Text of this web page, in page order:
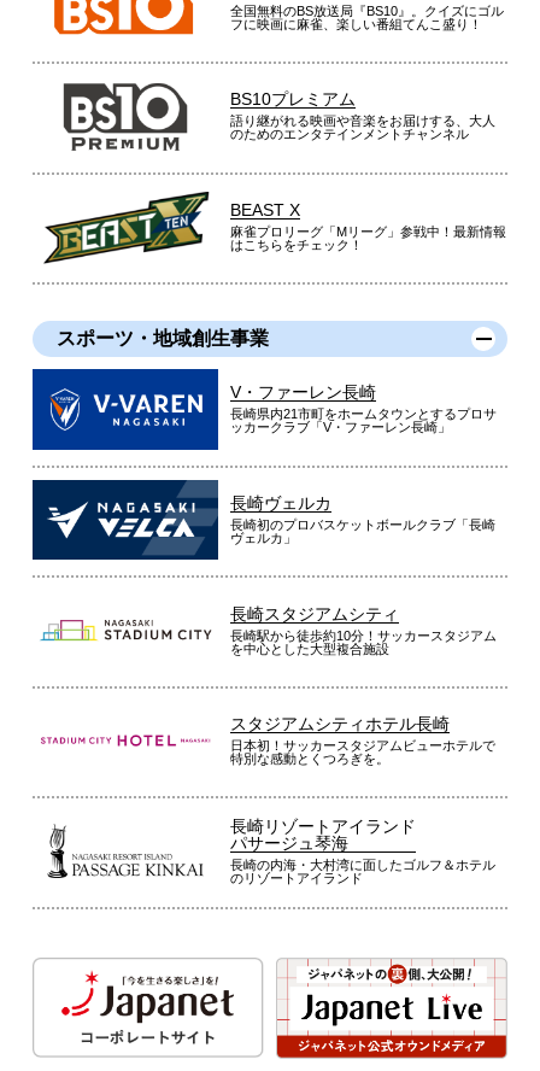
全国無料のBS放送局『BS10』。クイズにゴル
フに映画に麻雀、楽しい番組てんこ盛り！
BS10プレミアム
語り継がれる映画や音楽をお届けする、大人
のためのエンタテインメントチャンネル
BEAST X
麻雀プロリーグ「Mリーグ」参戦中！最新情報
はこちらをチェック！
スポーツ・地域創生事業
V・ファーレン長崎
長崎県内21市町をホームタウンとするプロサ
ッカークラブ「V・ファーレン長崎」
長崎ヴェルカ
長崎初のプロバスケットボールクラブ「長崎
ヴェルカ」
長崎スタジアムシティ
長崎駅から徒歩約10分！サッカースタジアム
を中心とした大型複合施設
スタジアムシティホテル長崎
日本初！サッカースタジアムビューホテルで
特別な感動とくつろぎを。
長崎リゾートアイランド
パサージュ琴海
長崎の内海・大村湾に面したゴルフ＆ホテル
のリゾートアイランド